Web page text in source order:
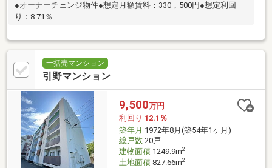
●オーナーチェンジ物件●想定月額賃料：330，500円●想定利回
り：8.71％
一括売マンション
引野マンション
9,500万円
利回り 12.1％
築年月 1972年8月(築54年1ヶ月)
総戸数20戸
建物面積1249.9m2
土地面積827.66m2